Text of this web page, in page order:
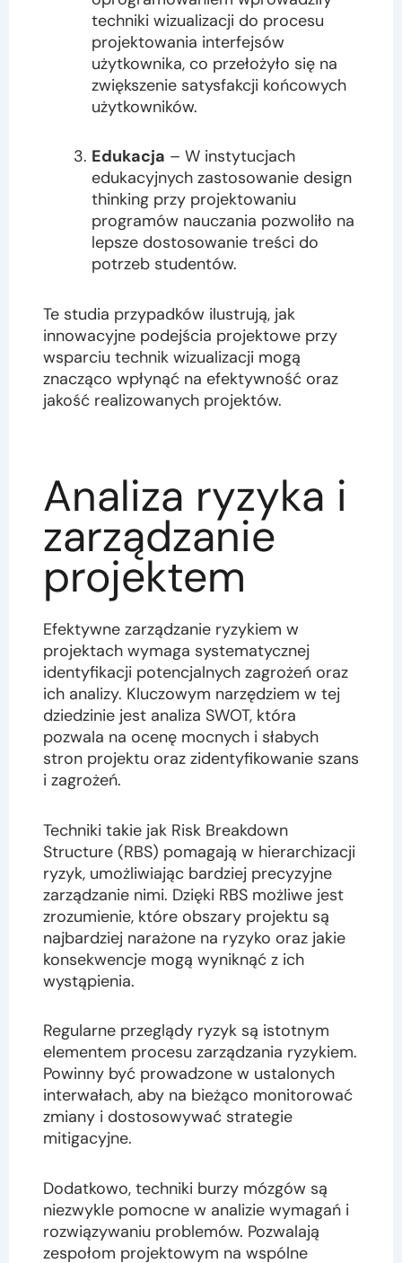
techniki wizualizacji do procesu
projektowania interfejsów
użytkownika, co przełożyło się na
zwiększenie satysfakcji końcowych
użytkowników.
Edukacja – W instytucjach
edukacyjnych zastosowanie design
thinking przy projektowaniu
programów nauczania pozwoliło na
lepsze dostosowanie treści do
potrzeb studentów.
Te studia przypadków ilustrują, jak
innowacyjne podejścia projektowe przy
wsparciu technik wizualizacji mogą
znacząco wpłynąć na efektywność oraz
jakość realizowanych projektów.
Analiza ryzyka i
zarządzanie
projektem
Efektywne zarządzanie ryzykiem w
projektach wymaga systematycznej
identyfikacji potencjalnych zagrożeń oraz
ich analizy. Kluczowym narzędziem w tej
dziedzinie jest analiza SWOT, która
pozwala na ocenę mocnych i słabych
stron projektu oraz zidentyfikowanie szans
i zagrożeń.
Techniki takie jak Risk Breakdown
Structure (RBS) pomagają w hierarchizacji
ryzyk, umożliwiając bardziej precyzyjne
zarządzanie nimi. Dzięki RBS możliwe jest
zrozumienie, które obszary projektu są
najbardziej narażone na ryzyko oraz jakie
konsekwencje mogą wyniknąć z ich
wystąpienia.
Regularne przeglądy ryzyk są istotnym
elementem procesu zarządzania ryzykiem.
Powinny być prowadzone w ustalonych
interwałach, aby na bieżąco monitorować
zmiany i dostosowywać strategie
mitigacyjne.
Dodatkowo, techniki burzy mózgów są
niezwykle pomocne w analizie wymagań i
rozwiązywaniu problemów. Pozwalają
zespołom projektowym na wspólne